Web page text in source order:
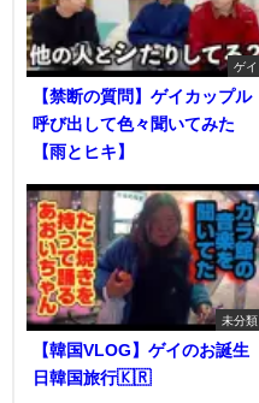
ゲイ
【禁断の質問】ゲイカップル
呼び出して色々聞いてみた
【雨とヒキ】
未分類
【韓国VLOG】ゲイのお誕生
日韓国旅行🇰🇷